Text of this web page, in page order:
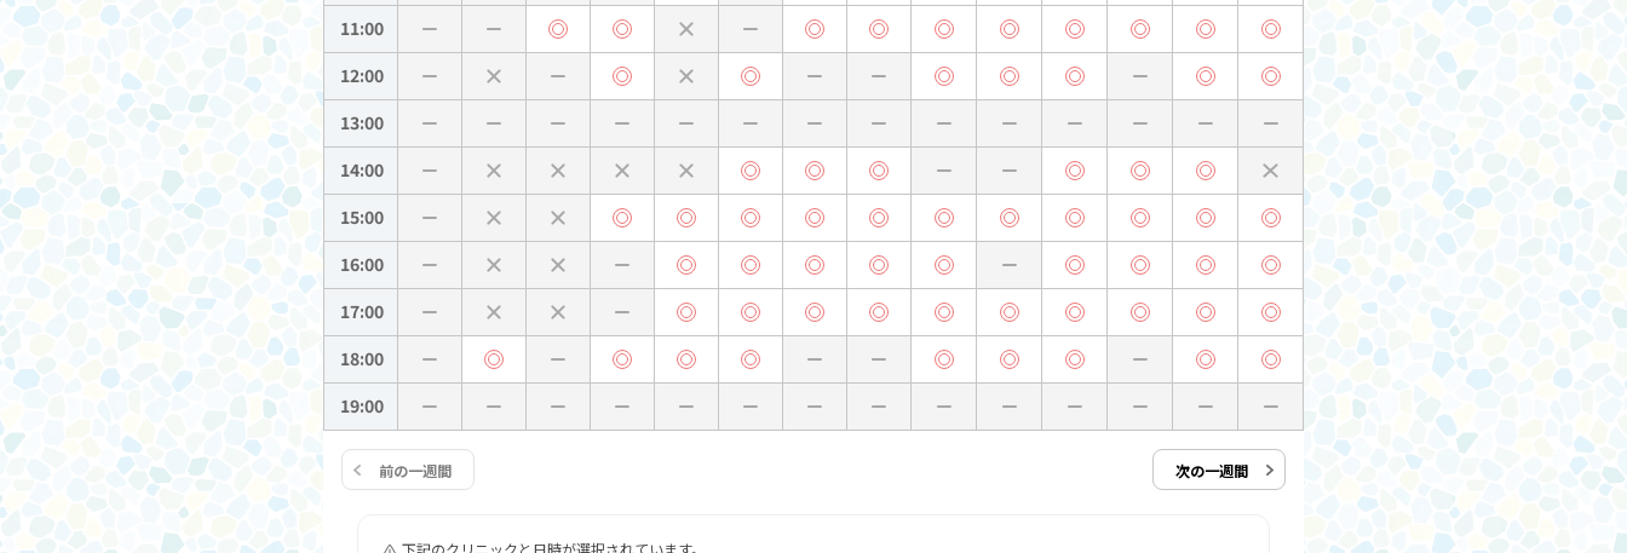
11:00
12:00
13:00
14:00
15:00
16:00
17:00
18:00
19:00
前の一週間 次の一週間
下記のクリニックと日時が選択されています。